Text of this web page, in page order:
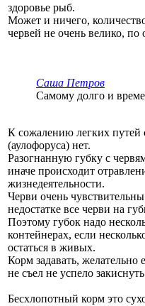
здоровье рыб.
Может и ничего,
червей не очень велико,
Саша Петров
Самому долго и
К сожалению легких
(аулофоруса) нет.
Разогнанную губку с
иначе происходит
жизнедеятельности.
Черви очень
недостатке все черви на
Поэтому губок надо
контейнерах, если
остаться в живых.
Корм задавать, желательно
не съел не успело
Бесхлопотный корм это